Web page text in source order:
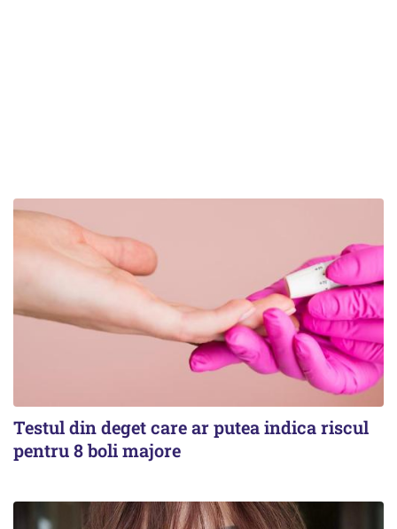
Testul din deget care ar putea indica riscul
pentru 8 boli majore